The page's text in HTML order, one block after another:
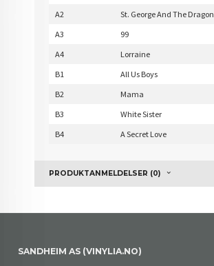
A2
St. George And The Dragon
A3
99
A4
Lorraine
B1
All Us Boys
B2
Mama
B3
White Sister
B4
A Secret Love
PRODUKTANMELDELSER (0)
SANDHEIM AS (VINYLIA.NO)